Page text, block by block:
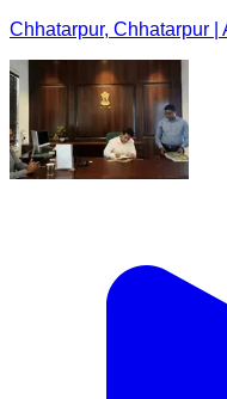
Chhatarpur, Chhatarpur |